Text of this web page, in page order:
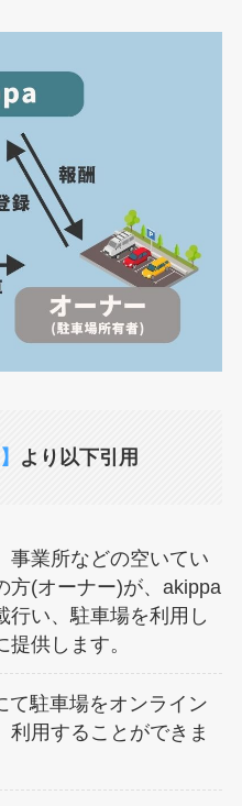
より以下引用
事業所などの空いてい
方(オーナー)が、akippa
行い、駐車場を利用し
供します。
て駐車場をオンライン
利用することができま